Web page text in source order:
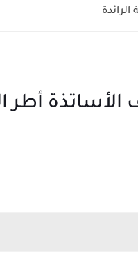
الأساتذة أطر